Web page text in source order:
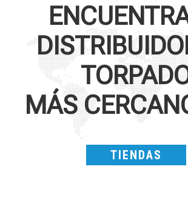
MÁS
TIENDAS